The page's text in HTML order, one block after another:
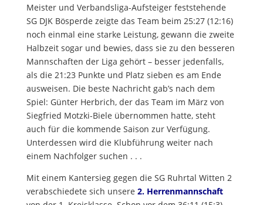
Meister und Verbandsliga-Aufsteiger feststehende
SG DJK Bösperde zeigte das Team beim 25:27 (12:16)
noch einmal eine starke Leistung, gewann die zweite
Halbzeit sogar und bewies, dass sie zu den besseren
Mannschaften der Liga gehört – besser jedenfalls,
als die 21:23 Punkte und Platz sieben es am Ende
ausweisen. Die beste Nachricht gab’s nach dem
Spiel: Günter Herbrich, der das Team im März von
Siegfried Motzki-Biele übernommen hatte, steht
auch für die kommende Saison zur Verfügung.
Unterdessen wird die Klubführung weiter nach
einem Nachfolger suchen . . .
Mit einem Kantersieg gegen die SG Ruhrtal Witten 2
verabschiedete sich unsere 2. Herrenmannschaft